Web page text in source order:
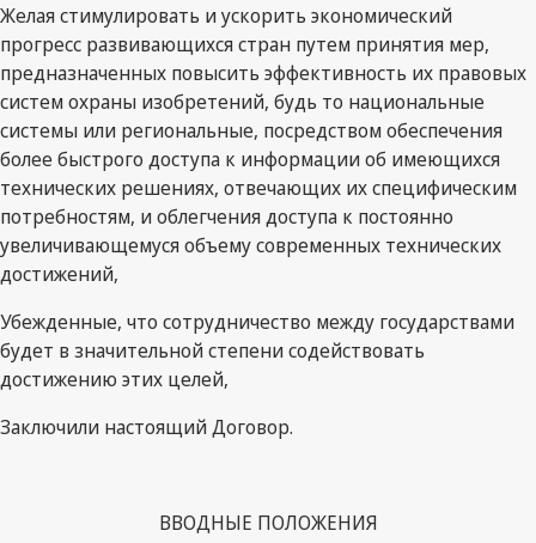
Желая стимулировать и ускорить экономический
прогресс развивающихся стран путем принятия мер,
предназначенных повысить эффективность их правовых
систем охраны изобретений, будь то национальные
системы или региональные, посредством обеспечения
более быстрого доступа к информации об имеющихся
технических решениях, отвечающих их специфическим
потребностям, и облегчения доступа к постоянно
увеличивающемуся объему современных технических
достижений,
Убежденные, что сотрудничество между государствами
будет в значительной степени содействовать
достижению этих целей,
Заключили настоящий Договор.
ВВОДНЫЕ ПОЛОЖЕНИЯ